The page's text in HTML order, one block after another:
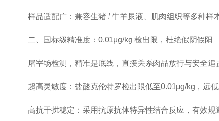
样品适配广：兼容生猪 / 牛羊尿液、肌肉组织等多种样
二、国标级精准度：0.01μg/kg 检出限，杜绝假阴假阳
屠宰场检测，精准是底线，直接关系肉品放行与安全追
超高灵敏度：盐酸克伦特罗检出限低至0.01μg/kg，远低
高抗干扰稳定：采用抗原抗体特异性结合反应，有效规